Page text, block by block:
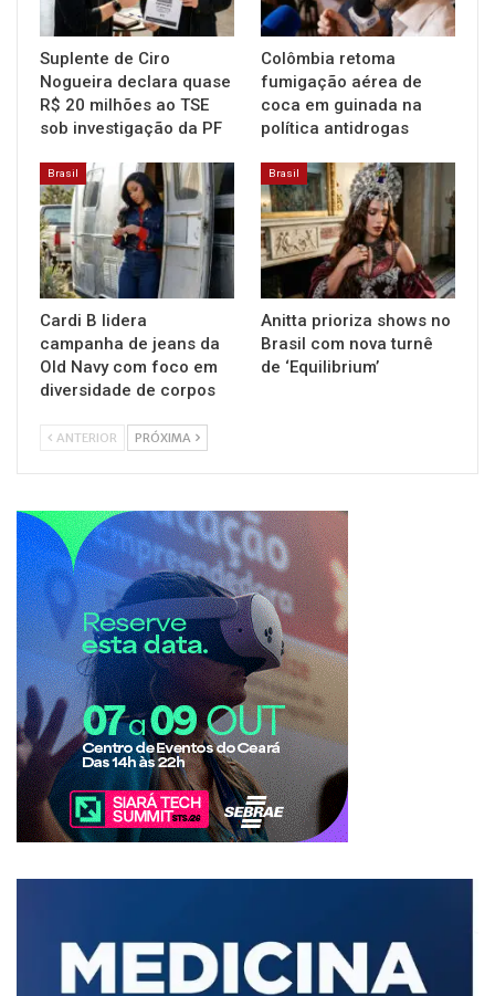
Suplente de Ciro
Nogueira declara quase
R$ 20 milhões ao TSE
sob investigação da PF
Colômbia retoma
fumigação aérea de
coca em guinada na
política antidrogas
Brasil
Cardi B lidera
campanha de jeans da
Old Navy com foco em
diversidade de corpos
Brasil
Anitta prioriza shows no
Brasil com nova turnê
de ‘Equilibrium’
ANTERIOR PRÓXIMA